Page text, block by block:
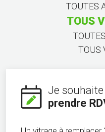
TOUTES
TOUS
TOUS
Je souhaite
prendre